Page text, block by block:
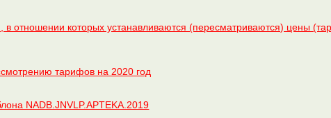
отношении которых устанавливаются (пересматриваются) цены
тарифов на 2020 год
NADB.JNVLP.APTEKA.2019